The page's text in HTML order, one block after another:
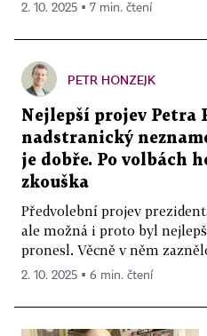
2. 10. 2025 ▪ 7 min. čtení
PETR HONZEJK
Nejlepší projev Petra
nadstranický
je dobře. Po volbách
zkouška
Předvolební projev
ale možná i proto byl
pronesl. Věcně v něm
2. 10. 2025 ▪ 6 min. čtení